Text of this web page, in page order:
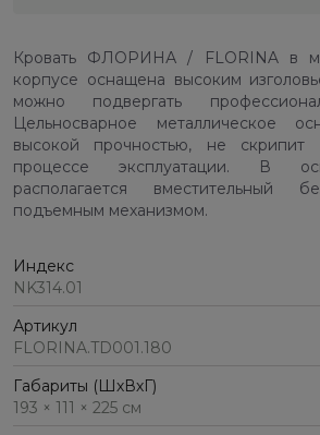
Кровать ФЛОРИНА / FLORINA в
корпусе оснащена высоким
можно подвергать
Цельносварное металлическое
высокой прочностью, не
процессе эксплуатации. В
располагается вместительный
подъемным механизмом.
Индекс
NK314.01
Артикул
FLORINA.TD001.180
Габариты (ШхВхГ)
193 × 111 × 225 см